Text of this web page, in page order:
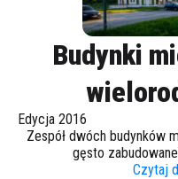
Budynki
Edycja 2016
Zespół dwóch budynków
gęsto
Czytaj